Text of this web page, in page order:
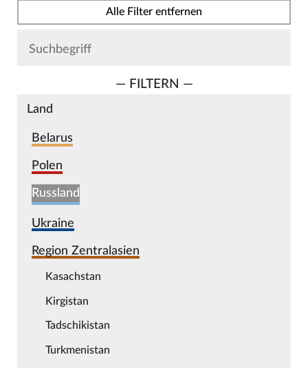
Alle Filter entfernen
— FILTERN —
Land
Belarus
Polen
Russland
Ukraine
Region Zentralasien
Kasachstan
Kirgistan
Tadschikistan
Turkmenistan